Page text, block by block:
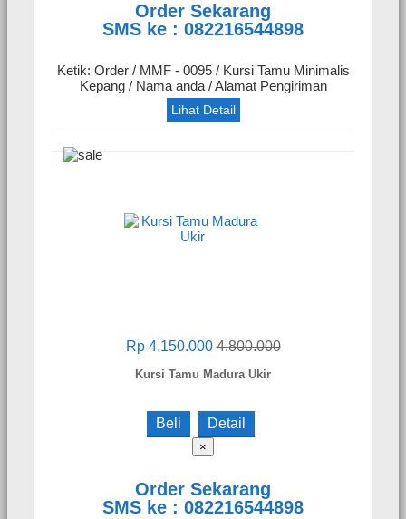
Order Sekarang
SMS ke : 082216544898
Ketik: Order / MMF - 0095 / Kursi Tamu Minimalis
Kepang / Nama anda / Alamat Pengiriman
Lihat Detail
Rp 4.150.0004.800.000
Kursi Tamu Madura Ukir
Beli Detail
×
Order Sekarang
SMS ke : 082216544898